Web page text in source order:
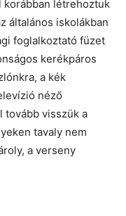
korábban létrehoztuk
általános iskolákban
foglalkoztató füzet
kerékpáros
a kék
néző
tovább visszük a
tavaly nem
a verseny